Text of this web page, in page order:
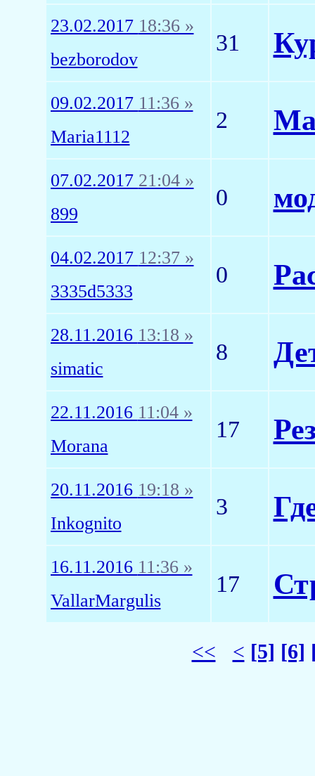
23.02.2017 18:36 »
bezborodov
31
09.02.2017 11:36 »
Maria1112
2
07.02.2017 21:04 »
899
0
04.02.2017 12:37 »
3335d5333
0
28.11.2016 13:18 »
simatic
8
22.11.2016 11:04 »
Morana
17
20.11.2016 19:18 »
Inkognito
3
16.11.2016 11:36 »
VallarMargulis
17
<< < [5] [6]